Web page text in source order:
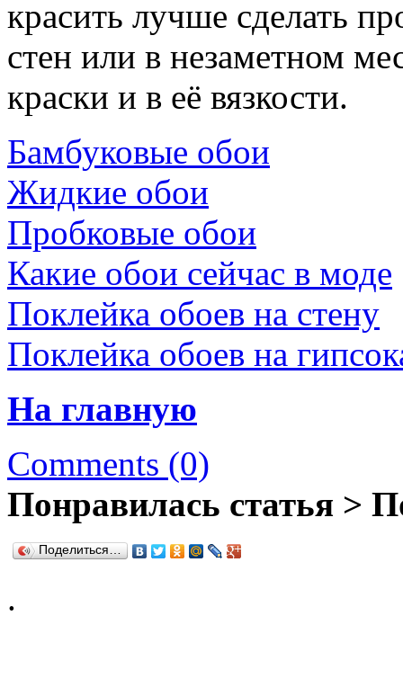
красить лучше сделать
стен или в незаметном
краски и в её вязкости.
Бамбуковые обои
Жидкие обои
Пробковые обои
Какие обои сейчас в моде
Поклейка обоев на стену
Поклейка обоев на
На главную
Comments (0)
Понравилась статья >
Поделиться…
.